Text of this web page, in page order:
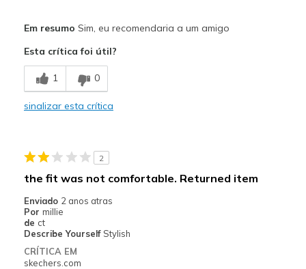
Breathe Well
Comfortable
Melhores utilizações
Width
Sizing
Feels true to size
View On Shoes
Em resumo Sim, eu recomendaria a um amigo
Esta crítica foi útil?
1 0
sinalizar esta crítica
2
the fit was not comfortable. Returned item
Enviado 2 anos atras
Por millie
de ct
Describe Yourself Stylish
CRÍTICA EM
skechers.com